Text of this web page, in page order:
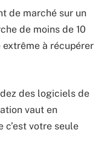
de marché sur un
de moins de 10
à récupérer
des logiciels de
vaut en
c’est votre seule